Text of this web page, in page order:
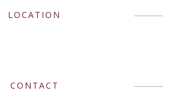
LOCATION
CONTACT